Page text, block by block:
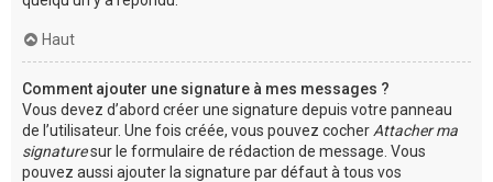
Haut
Comment ajouter une signature à mes messages ?
Vous devez d’abord créer une signature depuis votre panneau
de l’utilisateur. Une fois créée, vous pouvez cocher Attacher ma
signaturesur le formulaire de rédaction de message. Vous
pouvez aussi ajouter la signature par défaut à tous vos